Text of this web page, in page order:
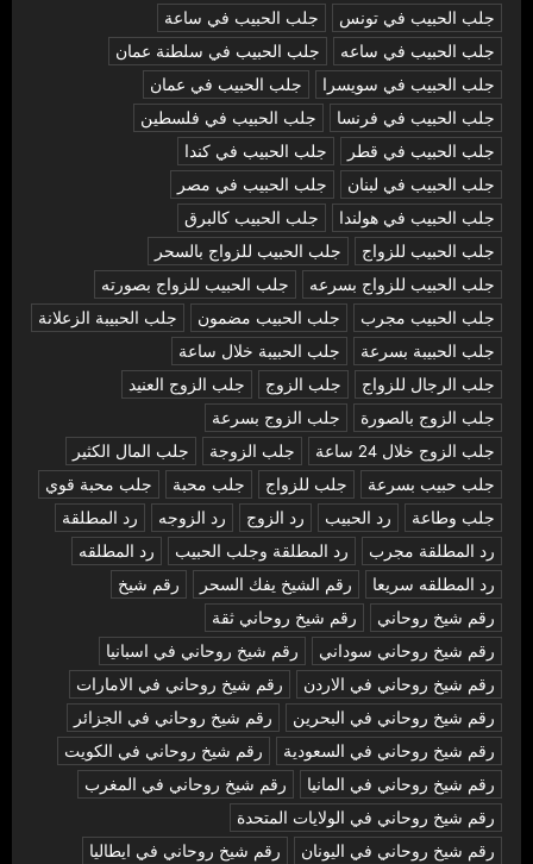
جلب الحبيب في تونس
جلب الحبيب في ساعة
جلب الحبيب في ساعه
جلب الحبيب في سلطنة عمان
جلب الحبيب في سويسرا
جلب الحبيب في عمان
جلب الحبيب في فرنسا
جلب الحبيب في فلسطين
جلب الحبيب في قطر
جلب الحبيب في كندا
جلب الحبيب في لبنان
جلب الحبيب في مصر
جلب الحبيب في هولندا
جلب الحبيب كالبرق
جلب الحبيب للزواج
جلب الحبيب للزواج بالسحر
جلب الحبيب للزواج بسرعه
جلب الحبيب للزواج بصورته
جلب الحبيب مجرب
جلب الحبيب مضمون
جلب الحبيبة الزعلانة
جلب الحبيبة بسرعة
جلب الحبيبة خلال ساعة
جلب الرجال للزواج
جلب الزوج
جلب الزوج العنيد
جلب الزوج بالصورة
جلب الزوج بسرعة
جلب الزوج خلال 24 ساعة
جلب الزوجة
جلب المال الكثير
جلب حبيب بسرعة
جلب للزواج جلب محبة
جلب محبة قوي
جلب وطاعة
رد الحبيب رد الزوج رد الزوجه
رد المطلقة
رد المطلقة مجرب
رد المطلقة وجلب الحبيب
رد المطلقه
رد المطلقه سريعا
رقم الشيخ يفك السحر
رقم شيخ
رقم شيخ روحاني
رقم شيخ روحاني ثقة
رقم شيخ روحاني سوداني
رقم شيخ روحاني في اسبانيا
رقم شيخ روحاني في الاردن
رقم شيخ روحاني في الامارات
رقم شيخ روحاني في البحرين
رقم شيخ روحاني في الجزائر
رقم شيخ روحاني في السعودية
رقم شيخ روحاني في الكويت
رقم شيخ روحاني في المانيا
رقم شيخ روحاني في المغرب
رقم شيخ روحاني في الولايات المتحدة
رقم شيخ روحاني في اليونان
رقم شيخ روحاني في ايطاليا